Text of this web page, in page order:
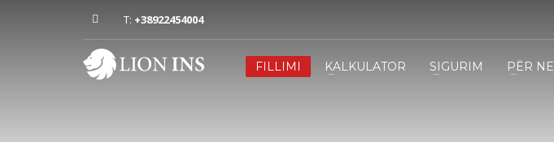
T: +38922454004
FILLIMI KALKULATOR SIGURIM PËR NE